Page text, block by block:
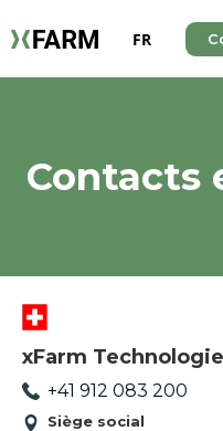
FR
Contacts
xFarm
+41 912 083 200
Siège social